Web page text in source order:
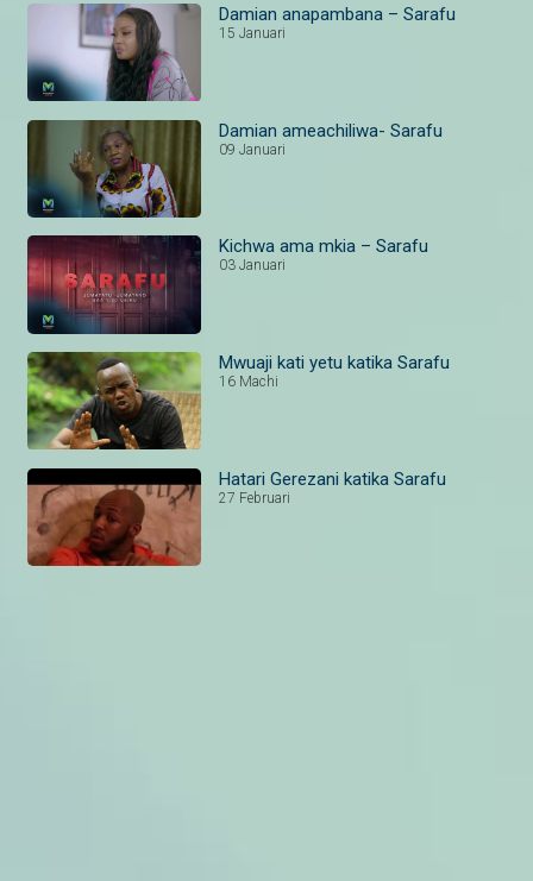
Damian anapambana – Sarafu
15 Januari
Damian ameachiliwa- Sarafu
09 Januari
Kichwa ama mkia – Sarafu
03 Januari
Mwuaji kati yetu katika Sarafu
16 Machi
Hatari Gerezani katika Sarafu
27 Februari